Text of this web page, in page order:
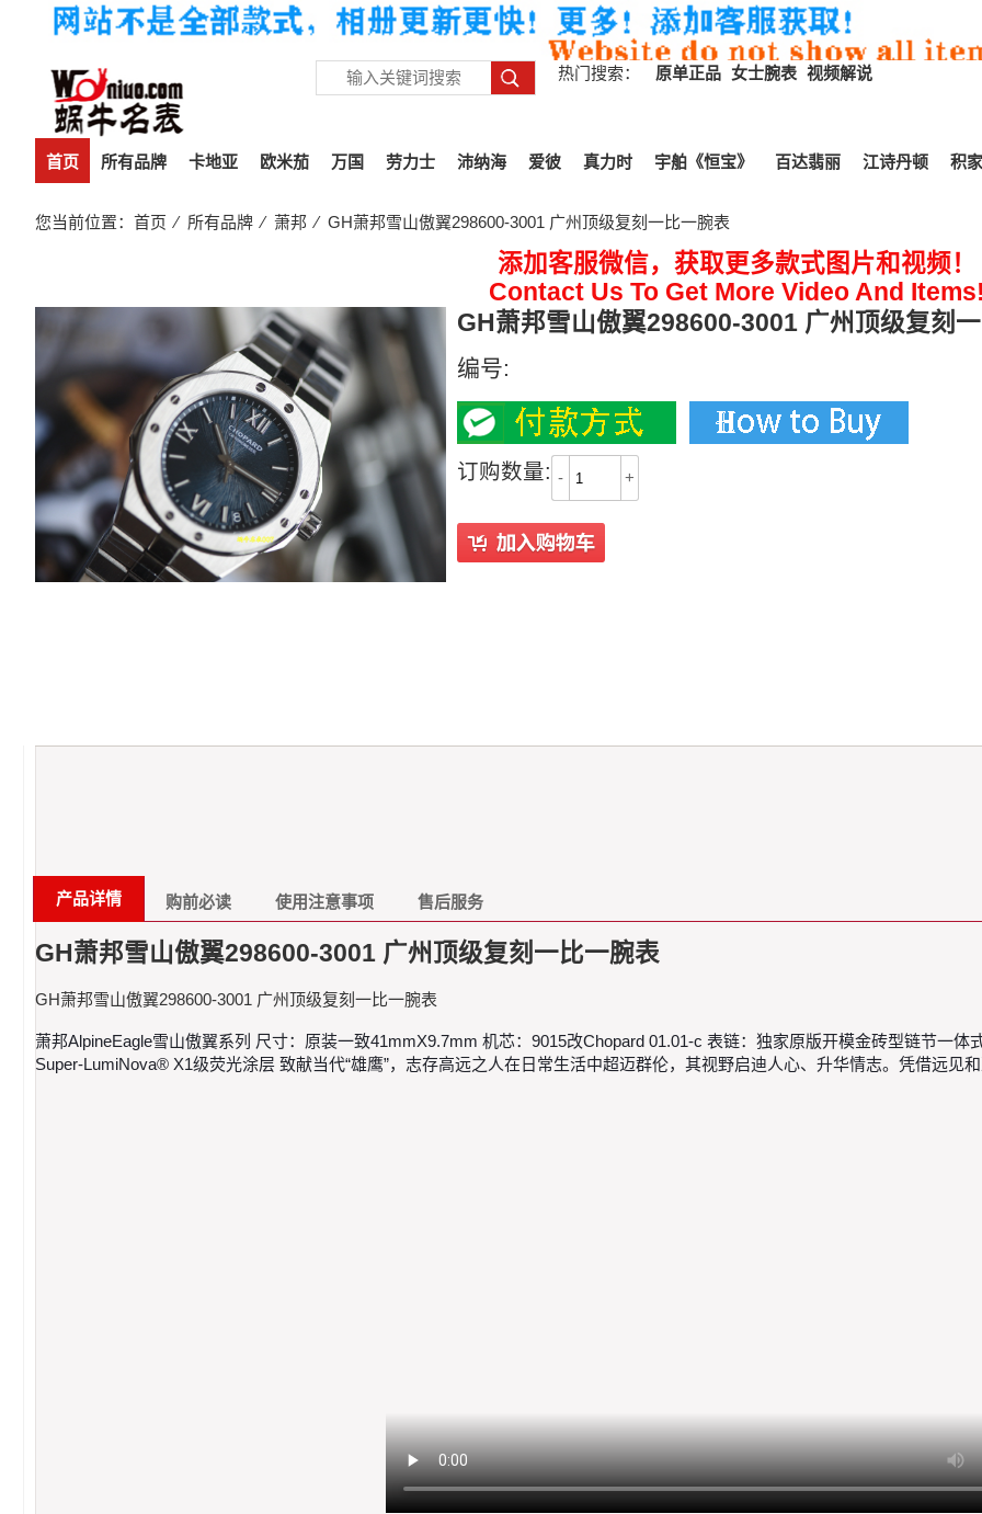
热门搜索： 原单正品 女士腕表 视频解说
首页 所有品牌 卡地亚 欧米茄 万国 劳力士 沛纳海 爱彼 真力时 宇舶《恒宝》 百达翡丽 江诗丹顿 积家
您当前位置： 首页 ⁄ 所有品牌 ⁄ 萧邦 ⁄ GH萧邦雪山傲翼298600-3001 广州顶级复刻一比一腕表
添加客服微信，获取更多款式图片和视频！
Contact Us To Get More Video And
GH萧邦雪山傲翼298600-3001 广州顶级复刻
编号:
订购数量: - +
产品详情 购前必读 使用注意事项 售后服务
GH萧邦雪山傲翼298600-3001 广州顶级复刻一比一腕表
GH萧邦雪山傲翼298600-3001 广州顶级复刻一比一腕表
萧邦AlpineEagle雪山傲翼系列 尺寸：原装一致41mmX9.7mm 机芯：9015改Chopard 01.01-c 表链：独家原版开模金砖型链节一
Super-LumiNova® X1级荧光涂层 致献当代“雄鹰”，志存高远之人在日常生活中超迈群伦，其视野启迪人心、升华情志。凭借远见